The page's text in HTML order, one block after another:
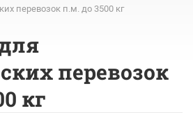
перевозок п.м. до 3500 кг
перевозок
кг